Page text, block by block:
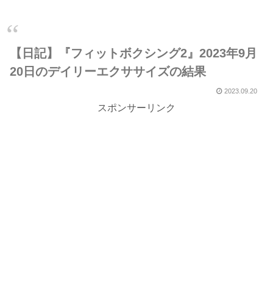
【日記】『フィットボクシング2』2023年9月
20日のデイリーエクササイズの結果
2023.09.20
スポンサーリンク